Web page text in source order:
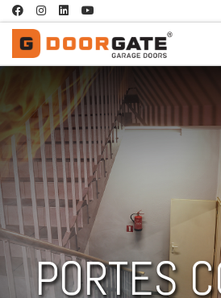
Passer au contenu
PORTES